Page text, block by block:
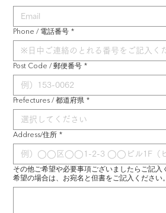
Phone / 電話番号 *
Post Code / 郵便番号 *
Prefectures / 都道府県 *
Address/住所 *
その他ご希望や必要事項ございましたらご記入
希望の場合は、お宛名と但書をご記入ください。